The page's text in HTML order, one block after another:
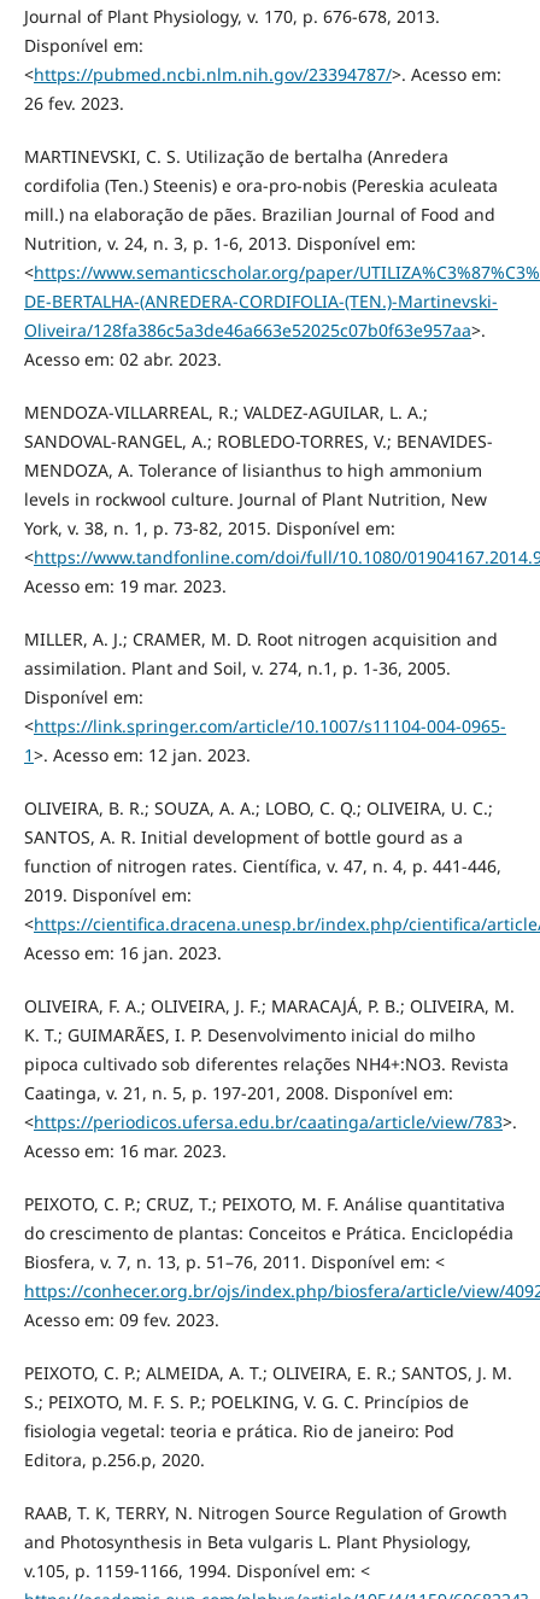
Journal of Plant Physiology, v. 170, p. 676-678, 2013.
Disponível em:
<https://pubmed.ncbi.nlm.nih.gov/23394787/>. Acesso em:
26 fev. 2023.
MARTINEVSKI, C. S. Utilização de bertalha (Anredera
cordifolia (Ten.) Steenis) e ora-pro-nobis (Pereskia aculeata
mill.) na elaboração de pães. Brazilian Journal of Food and
Nutrition, v. 24, n. 3, p. 1-6, 2013. Disponível em:
<https://www.semanticscholar.org/paper/
DE-BERTALHA-(ANREDERA-CORDIFOLIA-(TEN.)-Martinevski-
Oliveira/128fa386c5a3de46a663e52025c07b0f63e957aa>.
Acesso em: 02 abr. 2023.
MENDOZA-VILLARREAL, R.; VALDEZ-AGUILAR, L. A.;
SANDOVAL-RANGEL, A.; ROBLEDO-TORRES, V.; BENAVIDES-
MENDOZA, A. Tolerance of lisianthus to high ammonium
levels in rockwool culture. Journal of Plant Nutrition, New
York, v. 38, n. 1, p. 73-82, 2015. Disponível em:
<https://www.tandfonline.com/doi/full/10.1080/
Acesso em: 19 mar. 2023.
MILLER, A. J.; CRAMER, M. D. Root nitrogen acquisition and
assimilation. Plant and Soil, v. 274, n.1, p. 1-36, 2005.
Disponível em:
<https://link.springer.com/article/10.1007/s11104-004-0965-
1>. Acesso em: 12 jan. 2023.
OLIVEIRA, B. R.; SOUZA, A. A.; LOBO, C. Q.; OLIVEIRA, U. C.;
SANTOS, A. R. Initial development of bottle gourd as a
function of nitrogen rates. Científica, v. 47, n. 4, p. 441-446,
2019. Disponível em:
<https://cientifica.dracena.unesp.br/index.php/cientifica/
Acesso em: 16 jan. 2023.
OLIVEIRA, F. A.; OLIVEIRA, J. F.; MARACAJÁ, P. B.; OLIVEIRA, M.
K. T.; GUIMARÃES, I. P. Desenvolvimento inicial do milho
pipoca cultivado sob diferentes relações NH4+:NO3. Revista
Caatinga, v. 21, n. 5, p. 197-201, 2008. Disponível em:
<https://periodicos.ufersa.edu.br/caatinga/article/view/783>.
Acesso em: 16 mar. 2023.
PEIXOTO, C. P.; CRUZ, T.; PEIXOTO, M. F. Análise quantitativa
do crescimento de plantas: Conceitos e Prática. Enciclopédia
Biosfera, v. 7, n. 13, p. 51–76, 2011. Disponível em: <
https://conhecer.org.br/ojs/index.php/biosfera/article/view/
Acesso em: 09 fev. 2023.
PEIXOTO, C. P.; ALMEIDA, A. T.; OLIVEIRA, E. R.; SANTOS, J. M.
S.; PEIXOTO, M. F. S. P.; POELKING, V. G. C. Princípios de
fisiologia vegetal: teoria e prática. Rio de janeiro: Pod
Editora, p.256.p, 2020.
RAAB, T. K, TERRY, N. Nitrogen Source Regulation of Growth
and Photosynthesis in Beta vulgaris L. Plant Physiology,
v.105, p. 1159-1166, 1994. Disponível em: <